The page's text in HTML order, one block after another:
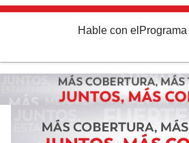
Hable con el Programa